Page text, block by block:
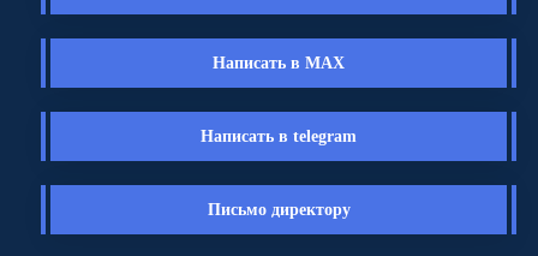
Написать в MAX
Написать в telegram
Письмо директору